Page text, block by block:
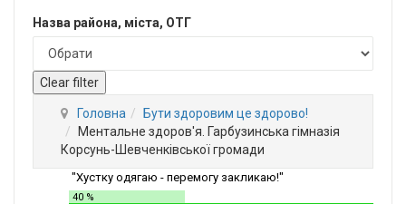
Назва района, міста, ОТГ
Clear filter
Головна
Бути здоровим це здорово!
Ментальне здоров'я. Гарбузинська гімназія
Корсунь-Шевченківської громади
"Хустку одягаю - перемогу закликаю!"
40 %